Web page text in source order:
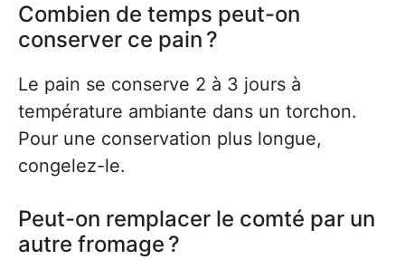
Combien de temps peut-on
conserver ce pain ?
Le pain se conserve 2 à 3 jours à
température ambiante dans un torchon.
Pour une conservation plus longue,
congelez-le.
Peut-on remplacer le comté par un
autre fromage ?